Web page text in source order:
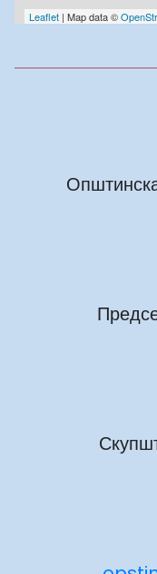
Leaflet | Map data ©